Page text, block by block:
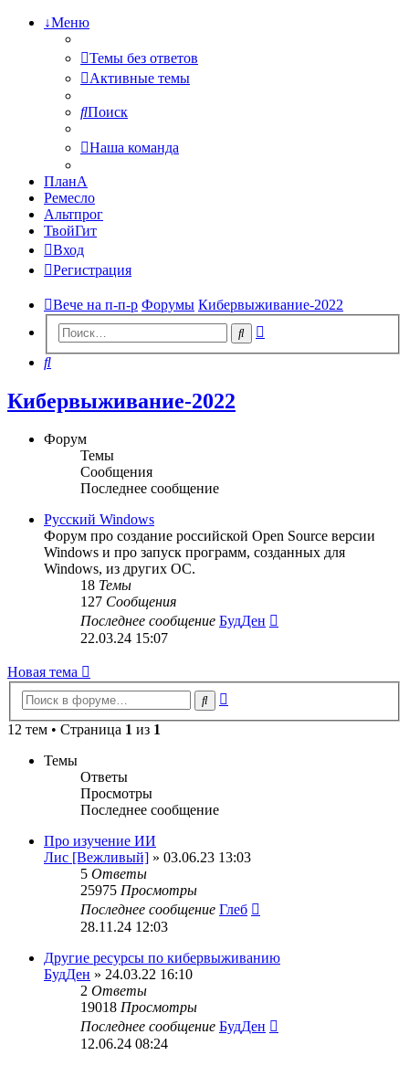
↓Меню
Темы без ответов
Активные темы
Поиск
Наша команда
ПланА
Ремесло
Альтпрог
ТвойГит
Вход
Регистрация
Вече на п-п-р Форумы Кибервыживание-2022
Поиск
Поиск
Кибервыживание-2022
Форум
Темы
Сообщения
Последнее сообщение
Русский Windows
Форум про создание российской Open Source версии
Windows и про запуск программ, созданных для
Windows, из других ОС.
18 Темы
127 Сообщения
Последнее сообщение БудДен
22.03.24 15:07
Новая тема
Поиск
12 тем • Страница 1 из 1
Темы
Ответы
Просмотры
Последнее сообщение
Про изучение ИИ
Лис [Вежливый] » 03.06.23 13:03
5 Ответы
25975 Просмотры
Последнее сообщение Глеб
28.11.24 12:03
Другие ресурсы по кибервыживанию
БудДен » 24.03.22 16:10
2 Ответы
19018 Просмотры
Последнее сообщение БудДен
12.06.24 08:24